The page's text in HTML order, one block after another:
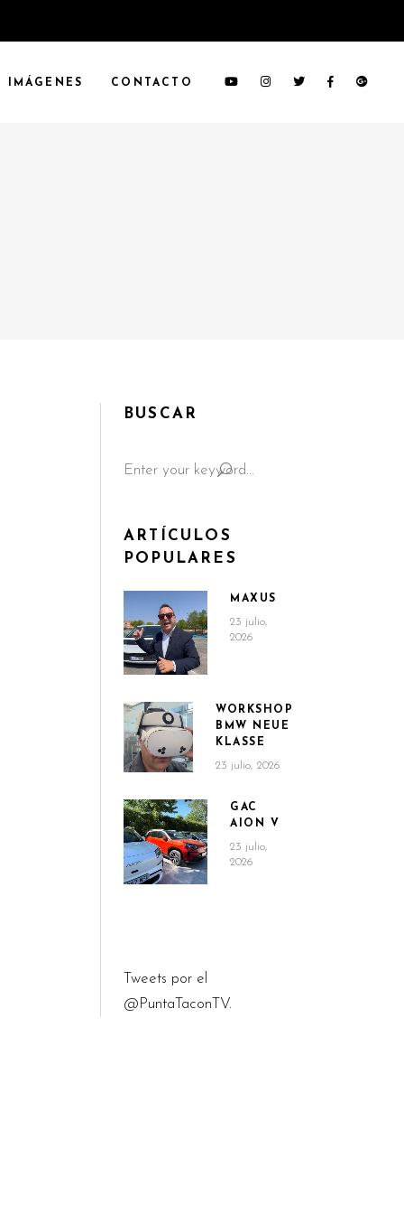
IMÁGENES CONTACTO
BUSCAR
for:
ARTÍCULOS
POPULARES
MAXUS
23 julio,
2026
WORKSHOP
BMW NEUE
KLASSE
23 julio, 2026
GAC
AION V
23 julio,
2026
Tweets por el
@PuntaTaconTV.